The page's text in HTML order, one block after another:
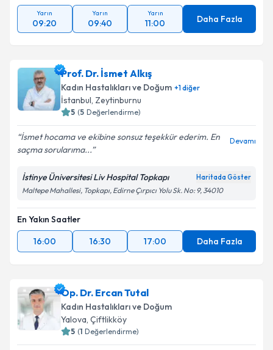
Yarın
09:20
Yarın
09:40
Yarın
11:00 Daha Fazla
Prof. Dr. İsmet Alkış
Kadın Hastalıkları ve Doğum +1diğer
İstanbul, Zeytinburnu
5 (5 Değerlendirme)
İsmet hocama ve ekibine sonsuz teşekkür ederim. En
saçma sorularıma...
Devamı
İstinye Üniversitesi Liv Hospital Topkapı Haritada Göster
Maltepe Mahallesi, Topkapı, Edirne Çırpıcı Yolu Sk. No: 9, 34010
En Yakın Saatler
16:00
16:30 17:00 Daha Fazla
Op. Dr. Ercan Tutal
Kadın Hastalıkları ve Doğum
Yalova, Çiftlikköy
5 (1 Değerlendirme)